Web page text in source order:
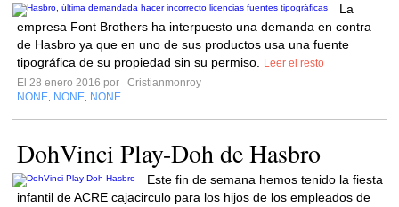
La
empresa Font Brothers ha interpuesto una demanda en contra
de Hasbro ya que en uno de sus productos usa una fuente
tipográfica de su propiedad sin su permiso.
Leer el resto
El 28 enero 2016 por
Cristianmonroy
NONE NONE NONE
DohVinci Play-Doh de Hasbro
Este fin de semana hemos tenido la fiesta
infantil de ACRE cajacirculo para los hijos de los empleados de